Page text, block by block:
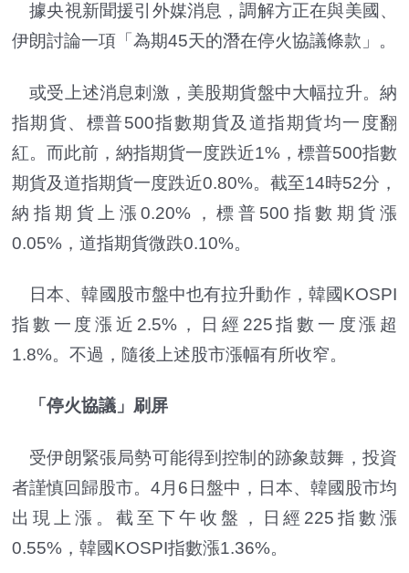
據央視新聞援引外媒消息，調解方正在與美國、
伊朗討論一項「為期45天的潛在停火協議條款」。
或受上述消息刺激，美股期貨盤中大幅拉升。納
指期貨、標普500指數期貨及道指期貨均一度翻
紅。而此前，納指期貨一度跌近1%，標普500指數
期貨及道指期貨一度跌近0.80%。截至14時52分，
納指期貨上漲0.20%，標普500指數期貨漲
0.05%，道指期貨微跌0.10%。
日本、韓國股市盤中也有拉升動作，韓國KOSPI
指數一度漲近2.5%，日經225指數一度漲超
1.8%。不過，隨後上述股市漲幅有所收窄。
「停火協議」刷屏
受伊朗緊張局勢可能得到控制的跡象鼓舞，投資
者謹慎回歸股市。4月6日盤中，日本、韓國股市均
出現上漲。截至下午收盤，日經225指數漲
0.55%，韓國KOSPI指數漲1.36%。